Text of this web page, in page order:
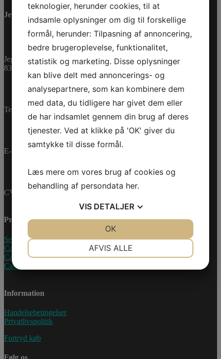
Jet-Trade Powersport
Jegstrupvej 280
8361 Hasselager
Telefon: +45 70 200 600
E-mail: info@jettrade.dk
CVR-nummer: 27233678
Produkter
Sea-Doo Vandscooter
Can-Am ATV
Can-Am UTV
Can-Am Roadster
Information
Handelsebetingelser
Privatlivspolitik
Fortryd køb
teknologier, herunder cookies, til at
indsamle oplysninger om dig til forskellige
formål, herunder: Tilpasning af annoncering,
bedre brugeroplevelse, funktionalitet,
statistik og marketing. Disse oplysninger
kan blive delt med annoncerings- og
analysepartnere, som kan kombinere dem
med data, du tidligere har givet dem eller
de har indsamlet gennem din brug af deres
tjenester. Ved at klikke på 'OK' giver du
samtykke til disse formål.
Læs mere om vores brug af cookies og
behandling af persondata her.
VIS DETALJER
AFVIS ALLE
OK